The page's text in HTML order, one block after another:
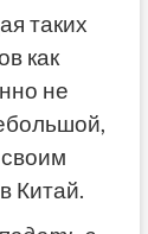
таких
как
не
Китай.